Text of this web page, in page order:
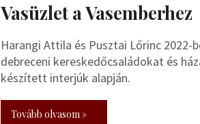
Vasüzlet a Vasemberhez
Harangi Attila és Pusztai Lőrinc
debreceni kereskedőcsaládokat és
készített interjúk alapján.
Tovább olvasom »